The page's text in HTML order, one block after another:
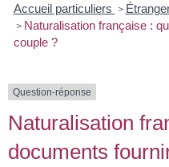
Accueil particuliers >
> Naturalisation française :
couple ?
Question-réponse
Naturalisation
documents